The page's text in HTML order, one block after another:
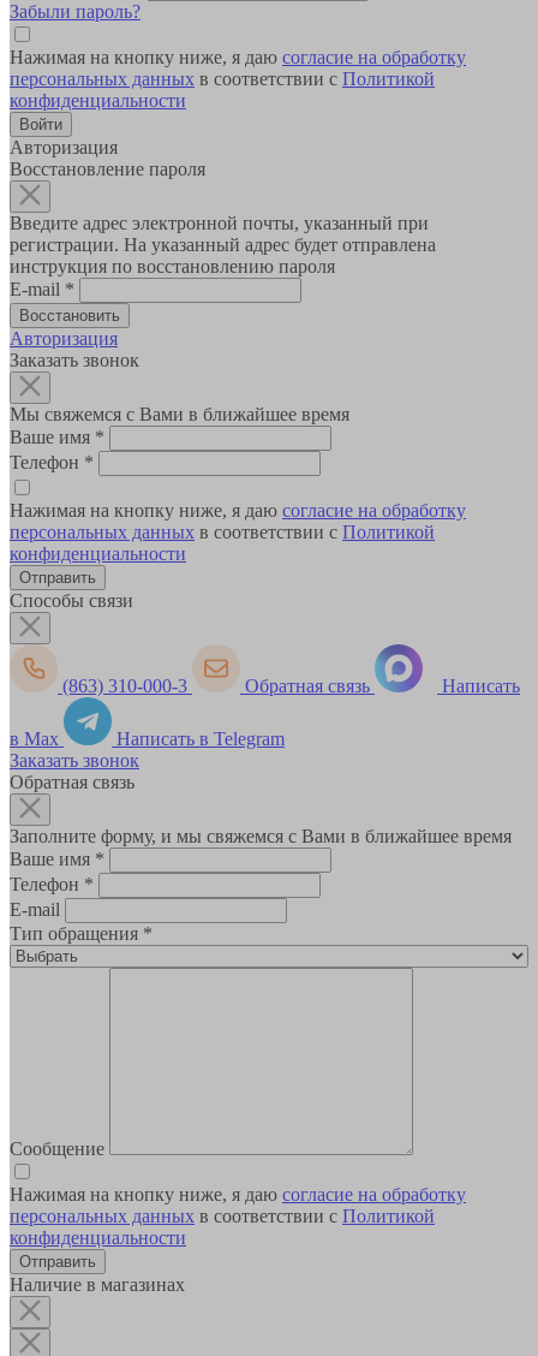
Забыли пароль?
Нажимая на кнопку ниже, я даю согласие на обработку
персональных данных в соответствии с Политикой
конфиденциальности
Авторизация
Восстановление пароля
Введите адрес электронной почты, указанный при
регистрации. На указанный адрес будет отправлена
инструкция по восстановлению пароля
E-mail *
Авторизация
Заказать звонок
Мы свяжемся с Вами в ближайшее время
Ваше имя *
Телефон *
Нажимая на кнопку ниже, я даю согласие на обработку
персональных данных в соответствии с Политикой
конфиденциальности
Способы связи
(863) 310-000-3 Обратная связь Написать
в Max
Написать в Telegram
Заказать звонок
Обратная связь
Заполните форму, и мы свяжемся с Вами в ближайшее время
Ваше имя *
Телефон *
E-mail
Тип обращения *
Сообщение
Нажимая на кнопку ниже, я даю согласие на обработку
персональных данных в соответствии с Политикой
конфиденциальности
Наличие в магазинах